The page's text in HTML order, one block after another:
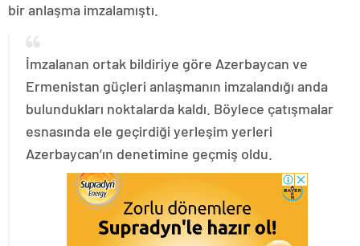
bir anlaşma imzalamıştı.
İmzalanan ortak bildiriye göre Azerbaycan ve
Ermenistan güçleri anlaşmanın imzalandığı anda
bulundukları noktalarda kaldı. Böylece çatışmalar
esnasında ele geçirdiği yerleşim yerleri
Azerbaycan’ın denetimine geçmiş oldu.